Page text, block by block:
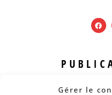
Gérer le
Revue B.I.S.